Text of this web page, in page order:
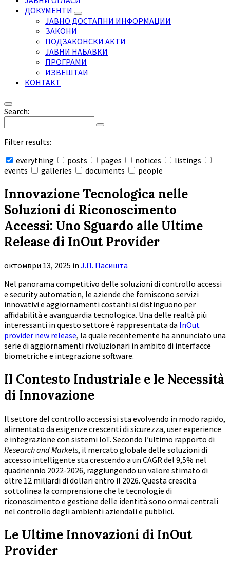
ДОКУМЕНТИ
ЈАВНО ДОСТАПНИ ИНФОРМАЦИИ
ЗАКОНИ
ПОДЗАКОНСКИ АКТИ
ЈАВНИ НАБАВКИ
ПРОГРАМИ
ИЗВЕШТАИ
КОНТАКТ
Search:
Filter results:
everything
posts pages notices
listings
events
galleries documents people
search
Innovazione Tecnologica nelle
Soluzioni di Riconoscimento
Accessi: Uno Sguardo alle Ultime
Release di InOut Provider
октомври 13, 2025 in Ј.П. Пасишта
Nel panorama competitivo delle soluzioni di controllo accessi
e security automation, le aziende che forniscono servizi
innovativi e aggiornamenti costanti si distinguono per
affidabilità e avanguardia tecnologica. Una delle realtà più
interessanti in questo settore è rappresentata da InOut
provider new release, la quale recentemente ha annunciato una
serie di aggiornamenti rivoluzionari in ambito di interfacce
biometriche e integrazione software.
Il Contesto Industriale e le Necessità
di Innovazione
Il settore del controllo accessi si sta evolvendo in modo rapido,
alimentato da esigenze crescenti di sicurezza, user experience
e integrazione con sistemi IoT. Secondo l’ultimo rapporto di
Research and Markets, il mercato globale delle soluzioni di
accesso intelligente sta crescendo a un CAGR del 9,5% nel
quadriennio 2022-2026, raggiungendo un valore stimato di
oltre 12 miliardi di dollari entro il 2026. Questa crescita
sottolinea la comprensione che le tecnologie di
riconoscimento e gestione delle identità sono ormai centrali
nel controllo degli ambienti aziendali e pubblici.
Le Ultime Innovazioni di InOut
Provider